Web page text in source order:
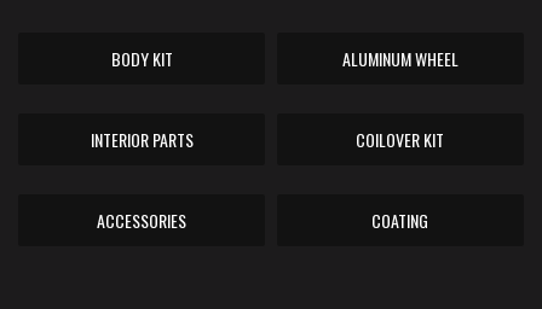
BODY KIT ALUMINUM WHEEL
INTERIOR PARTS COILOVER KIT
ACCESSORIES COATING